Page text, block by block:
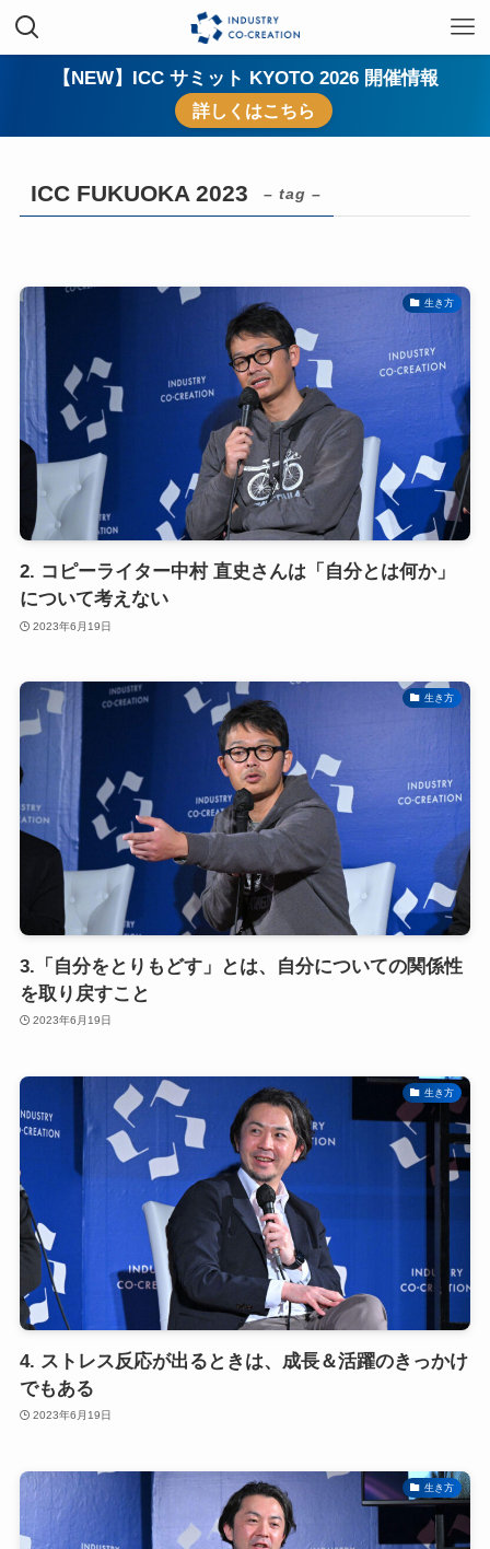
【NEW】ICC サミット KYOTO 2026 開催情報
詳しくはこちら
ICC FUKUOKA 2023 – tag –
生き方
2. コピーライター中村 直史さんは「自分とは何か」
について考えない
2023年6月19日
生き方
3.「自分をとりもどす」とは、自分についての関係性
を取り戻すこと
2023年6月19日
生き方
4. ストレス反応が出るときは、成長＆活躍のきっかけ
でもある
2023年6月19日
生き方